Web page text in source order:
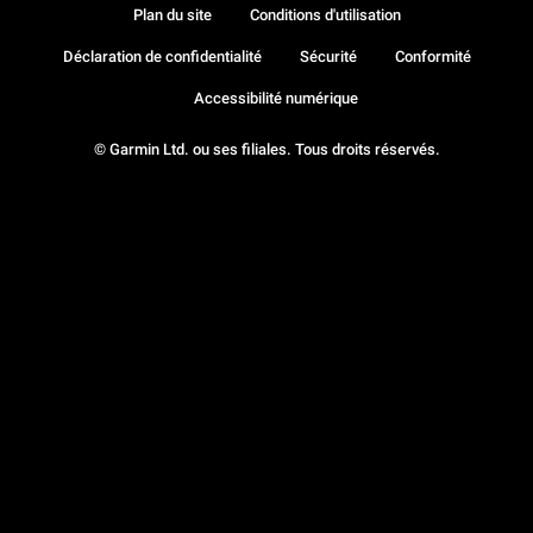
© Garmin Ltd. ou ses filiales. Tous droits réservés.
Plan du site Conditions d'utilisation
Déclaration de confidentialité Sécurité Conformité
Accessibilité numérique